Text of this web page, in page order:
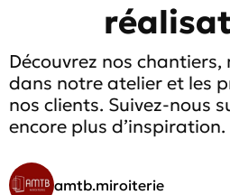
Découvrez nos
dans notre atelier et les
nos clients. Suivez-nous
encore plus d’inspiration.
amtb.miroiterie